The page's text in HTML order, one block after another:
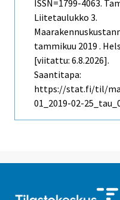
ISSN=1799-4063.
Liitetaulukko 3.
tammikuu 2019 .
[viitattu: 6.8.2026].
Saantitapa:
https://stat.fi/til/
01_2019-02-